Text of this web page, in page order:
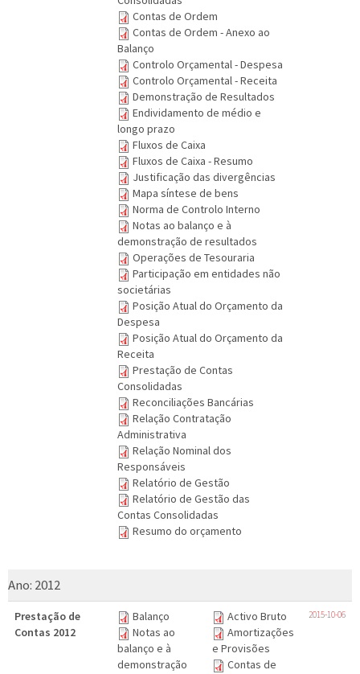
Contas de Ordem
Contas de Ordem - Anexo ao
Balanço
Controlo Orçamental - Despesa
Controlo Orçamental - Receita
Demonstração de Resultados
Endividamento de médio e
longo prazo
Fluxos de Caixa
Fluxos de Caixa - Resumo
Justificação das divergências
Mapa síntese de bens
Norma de Controlo Interno
Notas ao balanço e à
demonstração de resultados
Operações de Tesouraria
Participação em entidades não
societárias
Posição Atual do Orçamento da
Despesa
Posição Atual do Orçamento da
Receita
Prestação de Contas
Consolidadas
Reconciliações Bancárias
Relação Contratação
Administrativa
Relação Nominal dos
Responsáveis
Relatório de Gestão
Relatório de Gestão das
Contas Consolidadas
Resumo do orçamento
Ano: 2012
Prestação de
Contas 2012
Balanço
Notas ao
balanço e à
demonstração
Activo Bruto
Amortizações
e Provisões
Contas de
2015-10-06